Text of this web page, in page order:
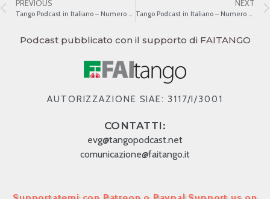
PREVIOUS
Tango Podcast in Italiano – Numero 65 – Florindo Sassone
NEXT
Tango Podcast in Italiano – Numero 67 – La decadenza umana
Podcast pubblicato con il supporto di FAITANGO
AUTORIZZAZIONE SIAE: 3117/I/3001
CONTATTI:
evg@tangopodcast.net
comunicazione@faitango.it